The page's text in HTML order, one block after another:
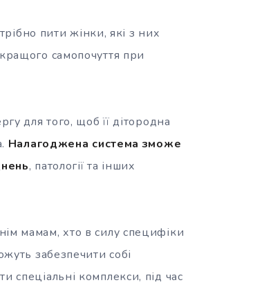
пити жінки, які з них
самопочуття при
для того, щоб її дітородна
Налагоджена система зможе
, патології та інших
мамам, хто в силу специфіки
забезпечити собі
комплекси, під час